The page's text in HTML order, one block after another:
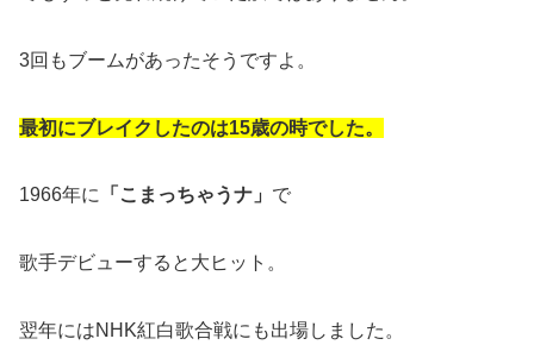
3回もブームがあったそうですよ。
最初にブレイクしたのは15歳の時でした。
1966年に 「こまっちゃうナ」 で
歌手デビューすると大ヒット。
翌年にはNHK紅白歌合戦にも出場しました。